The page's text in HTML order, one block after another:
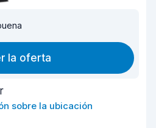
la oferta
sobre la ubicación